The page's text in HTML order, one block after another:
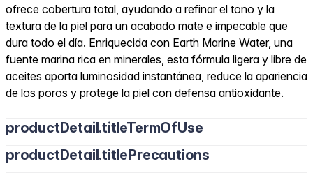
ofrece cobertura total, ayudando a refinar el tono y la
textura de la piel para un acabado mate e impecable que
dura todo el día. Enriquecida con Earth Marine Water, una
fuente marina rica en minerales, esta fórmula ligera y libre de
aceites aporta luminosidad instantánea, reduce la apariencia
de los poros y protege la piel con defensa antioxidante.
productDetail.titleTermOfUse
productDetail.titlePrecautions